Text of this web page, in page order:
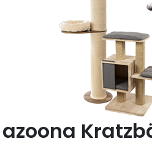
azoona